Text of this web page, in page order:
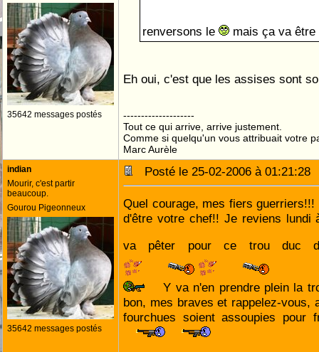
35642 messages postés
renversons le mais ça va
Eh oui, c'est que les assises sont
--------------------
Tout ce qui arrive, arrive justement.
Comme si quelqu'un vous attribuait votre
Marc Aurèle
indian
Mourir, c'est partir
beaucoup.
Gourou Pigeonneux
35642 messages postés
Posté le 25-02-2006 à
Quel courage, mes fiers guerriers!!!
d'être votre chef!! Je reviens lundi
va pêter pour ce trou duc
Y va n'en prendre plein la
bon, mes braves et rappelez-vous,
fourchues soient assoupies pour